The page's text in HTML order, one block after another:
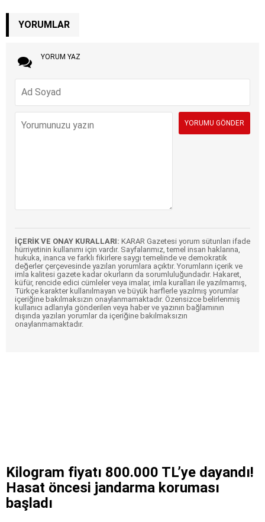
YORUMLAR
YORUM YAZ
İÇERİK VE ONAY KURALLARI: KARAR Gazetesi yorum sütunları ifade
hürriyetinin kullanımı için vardır. Sayfalarımız, temel insan haklarına,
hukuka, inanca ve farklı fikirlere saygı temelinde ve demokratik
değerler çerçevesinde yazılan yorumlara açıktır. Yorumların içerik ve
imla kalitesi gazete kadar okurların da sorumluluğundadır. Hakaret,
küfür, rencide edici cümleler veya imalar, imla kuralları ile yazılmamış,
Türkçe karakter kullanılmayan ve büyük harflerle yazılmış yorumlar
içeriğine bakılmaksızın onaylanmamaktadır. Özensizce belirlenmiş
kullanıcı adlarıyla gönderilen veya haber ve yazının bağlamının
dışında yazılan yorumlar da içeriğine bakılmaksızın
onaylanmamaktadır.
Kilogram fiyatı 800.000 TL’ye dayandı!
Hasat öncesi jandarma koruması
başladı